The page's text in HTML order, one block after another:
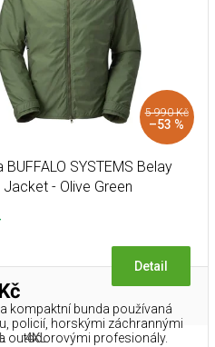
5 990 Kč
–53 %
BUFFALO SYSTEMS Belay
Jacket - Olive Green
Detail
kompaktní bunda používaná
policií, horskými záchrannými
outdoorovými profesionály.
4XL